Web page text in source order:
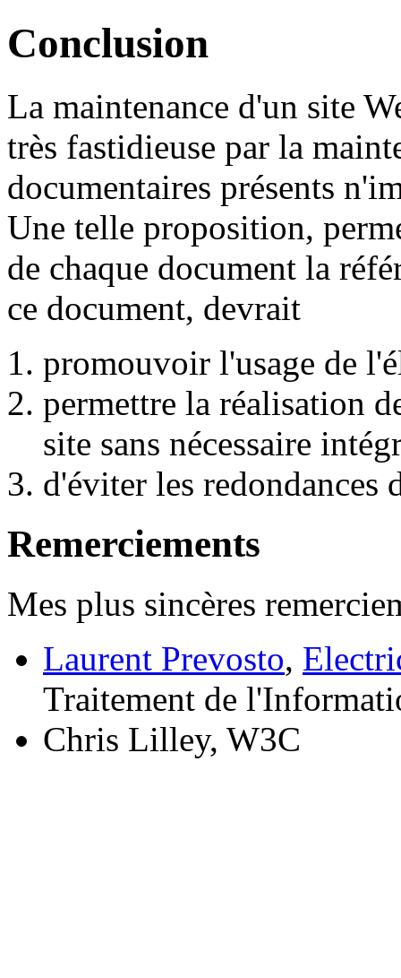
Conclusion
La maintenance d'un site
très fastidieuse par la
documentaires présents
Une telle proposition,
de chaque document la
ce document, devrait
promouvoir l'usage de
permettre la réalisation
site sans nécessaire
d'éviter les redondances
Remerciements
Mes plus sincères
Laurent Prevosto,
Traitement de
Chris Lilley, W3C